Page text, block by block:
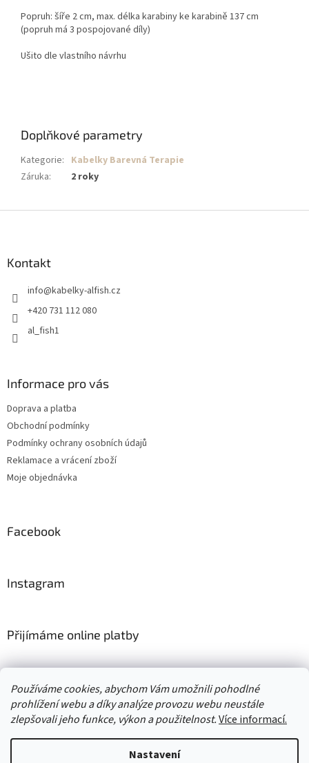
Používáme cookies, abychom Vám umožnili pohodlné
prohlížení webu a díky analýze provozu webu neustále
zlepšovali jeho funkce, výkon a použitelnost.Více informací.
Nastavení
Popruh: šíře 2 cm, max. délka karabiny ke karabině 137 cm
(popruh má 3 pospojované díly)
Ušito dle vlastního návrhu
Doplňkové parametry
Kategorie: Kabelky Barevná Terapie
Záruka: 2 roky
Kontakt
info@kabelky-alfish.cz
+420 731 112 080
al_fish1
Informace pro vás
Doprava a platba
Obchodní podmínky
Podmínky ochrany osobních údajů
Reklamace a vrácení zboží
Moje objednávka
Facebook
Instagram
Přijímáme online platby